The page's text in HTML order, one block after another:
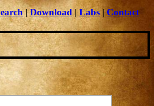
|Download|Labs | Contact